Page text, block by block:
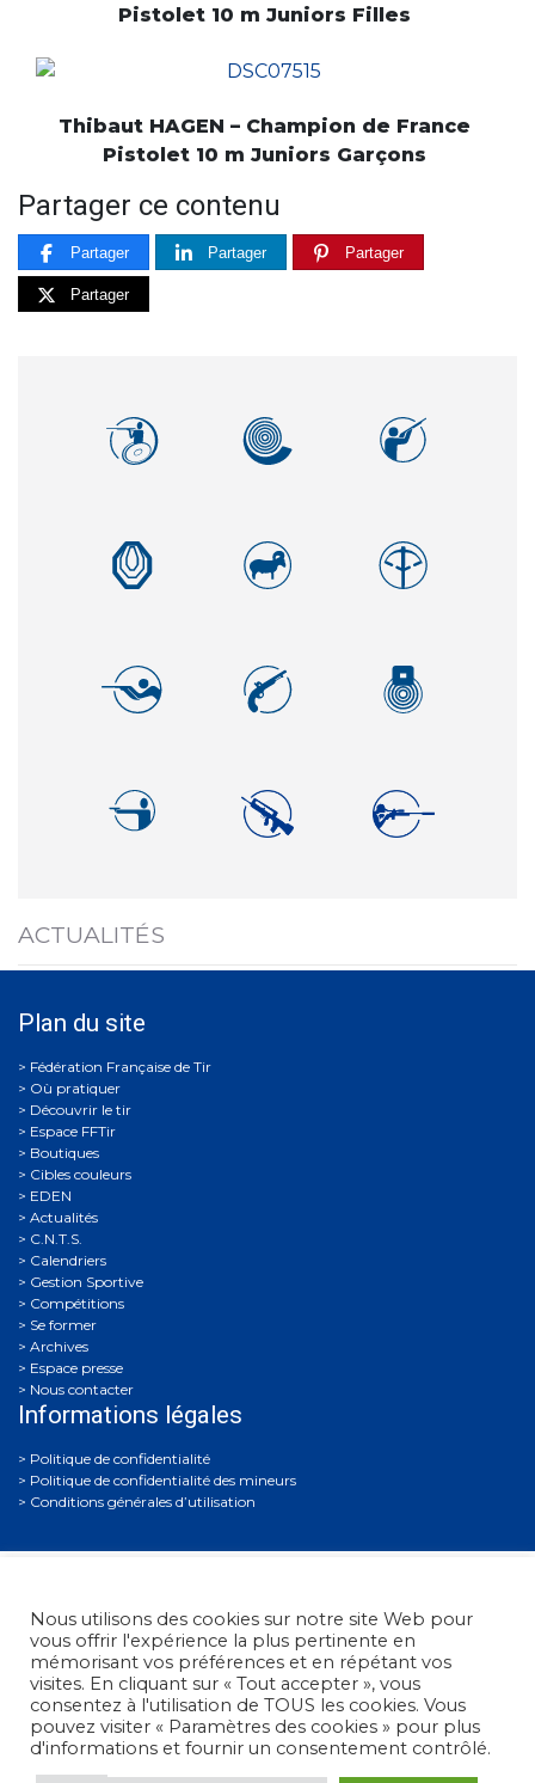
Pistolet 10 m Juniors Filles
Thibaut HAGEN – Champion de France
Pistolet 10 m Juniors Garçons
Partager ce contenu
Partager Partager Partager
Partager
ACTUALITÉS
Plan du site
Où pratiquer
Découvrir le tir
Espace FFTir
Boutiques
Cibles couleurs
EDEN
Actualités
C.N.T.S.
Calendriers
Gestion Sportive
Compétitions
Se former
Archives
Espace presse
Nous contacter
Informations légales
Politique de confidentialité
Politique de confidentialité des mineurs
Conditions générales d’utilisation
Fédération Française de Tir• 38, rue Brunel - 75017 Paris
• Tél. : +33 (0)1 58 05 45 45
© 2012 - 2026 Fédération Française de Tir -Réalisation Umazuma-
Nous utilisons des cookies sur notre site Web pour
vous offrir l'expérience la plus pertinente en
mémorisant vos préférences et en répétant vos
visites. En cliquant sur « Tout accepter », vous
consentez à l'utilisation de TOUS les cookies. Vous
pouvez visiter « Paramètres des cookies » pour plus
d'informations et fournir un consentement contrôlé.